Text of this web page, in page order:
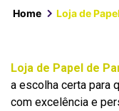
Home Loja de
Loja de Papel de
a escolha certa para
com excelência e